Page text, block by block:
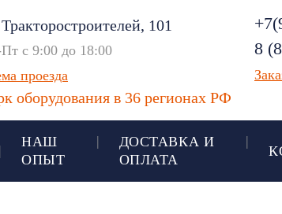
101
с 9:00 до 18:00
проезда
оборудования в 36 регионах РФ
8
НАШ
ОПЫТ
ДОСТАВКА И
ОПЛАТА